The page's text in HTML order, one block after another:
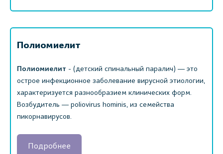
Полиомиелит
Полиомиелит - (детский спинальный паралич) ― это
острое инфекционное заболевание вирусной этиологии,
характеризуется разнообразием клинических форм.
Возбудитель ― poliovirus hominis, из семейства
пикорнавирусов.
Подробнее